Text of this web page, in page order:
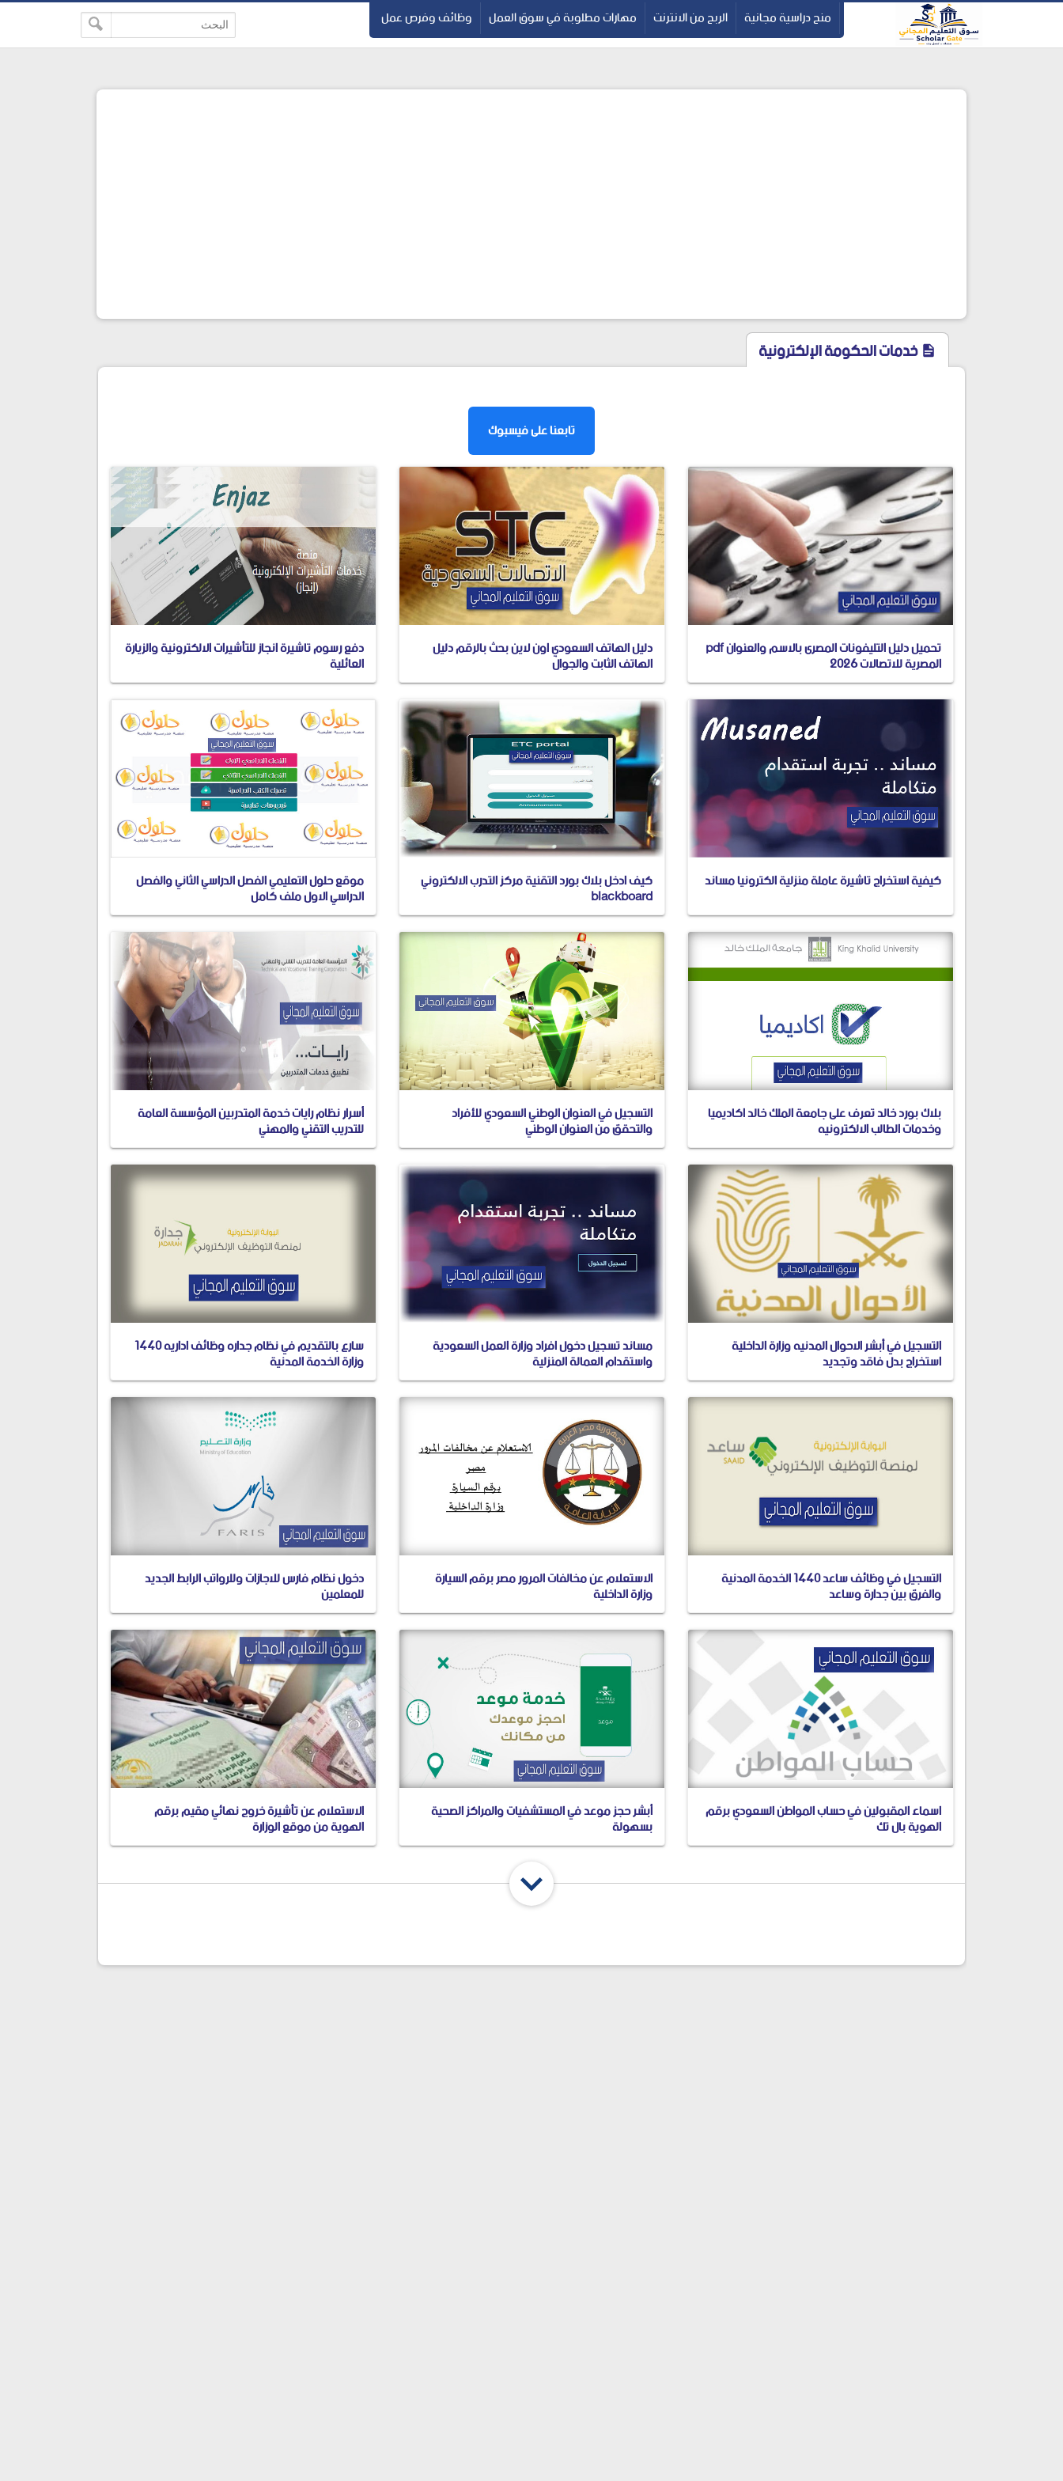
--> منح دراسية مجانية الربح من الانترنت مهارات مطلوبة في سوق العمل وظائف وفرص عمل
خدمات الحكومة الإلكترونية
تابعنا على فيسبوك
تحميل دليل التليفونات المصرى بالاسم والعنوان pdf
المصرية للاتصالات 2026
دليل الهاتف السعودي اون لاين بحث بالرقم دليل
الهاتف الثابت والجوال
دفع رسوم تاشيرة انجاز للتأشيرات الالكترونية والزيارة
العائلية
كيفية استخراج تاشيرة عاملة منزلية الكترونيا مساند كيف ادخل بلاك بورد التقنية مركز التدرب الالكتروني
blackboard
موقع حلول التعليمي الفصل الدراسي الثاني والفصل
الدراسي الاول ملف كامل
بلاك بورد خالد تعرف على جامعة الملك خالد اكاديميا
وخدمات الطالب الالكترونيه
التسجيل في العنوان الوطني السعودي للأفراد
والتحقق من العنوان الوطني
أسرار نظام رايات خدمة المتدربين المؤسسة العامة
للتدريب التقني والمهني
التسجيل في أبشر الاحوال المدنيه وزارة الداخلية
استخراج بدل فاقد وتجديد
مساند تسجيل دخول افراد وزارة العمل السعودية
واستقدام العمالة المنزلية
سارع بالتقديم في نظام جداره وظائف اداريه 1440
وزارة الخدمة المدنية
التسجيل في وظائف ساعد 1440 الخدمة المدنية
والفرق بين جدارة وساعد
الاستعلام عن مخالفات المرور مصر برقم السيارة
وزارة الداخلية
دخول نظام فارس للاجازات وللرواتب الرابط الجديد
للمعلمين
اسماء المقبولين في حساب المواطن السعودي برقم
الهوية بال تك
أبشر حجز موعد في المستشفيات والمراكز الصحية
بسهولة
الاستعلام عن تأشيرة خروج نهائي مقيم برقم
الهوية من موقع الوزارة